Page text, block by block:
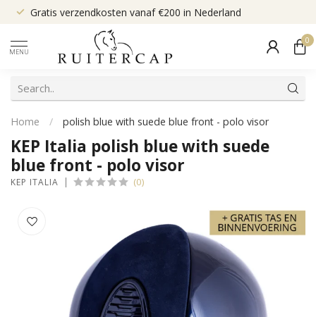
Gratis verzendkosten vanaf €200 in Nederland
MENU
0
Home / polish blue with suede blue front - polo visor
KEP Italia polish blue with suede
blue front - polo visor
KEP ITALIA (0)